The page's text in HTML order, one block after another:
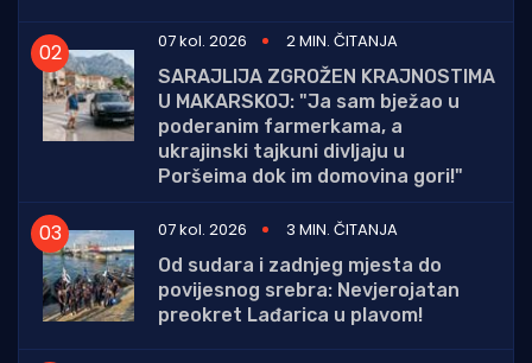
07 kol. 2026
2 MIN. ČITANJA
SARAJLIJA ZGROŽEN KRAJNOSTIMA
U MAKARSKOJ: "Ja sam bježao u
poderanim farmerkama, a
ukrajinski tajkuni divljaju u
Poršeima dok im domovina gori!"
07 kol. 2026
3 MIN. ČITANJA
Od sudara i zadnjeg mjesta do
povijesnog srebra: Nevjerojatan
preokret Lađarica u plavom!